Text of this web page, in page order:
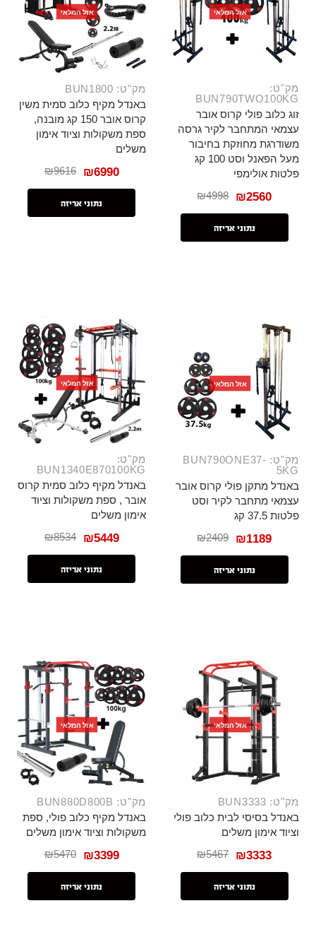
אזל המלאי
מק"ט:
BUN790TWO100KG
זוג כלוב פולי קרוס אובר
עצמאי המתחבר לקיר גרסה
משודרגת מחוזקת בחיבור
מעל הפאנל וסט 100 קג
פלטות אולימפי
₪4998 ₪2560
נתוני אריזה
אזל המלאי
מק"ט: BUN1800
באנדל מקיף כלוב סמית משין
קרוס אובר 150 קג מובנה,
ספת משקולות וציוד אימון
משלים
₪9616 ₪6990
נתוני אריזה
אזל המלאי
מק"ט: BUN790ONE37-
5KG
באנדל מתקן פולי קרוס אובר
עצמאי מתחבר לקיר וסט
פלטות 37.5 קג
₪2409 ₪1189
נתוני אריזה
אזל המלאי
מק"ט:
BUN1340E870100KG
באנדל מקיף כלוב סמית קרוס
אובר , ספת משקולות וציוד
אימון משלים
₪8534 ₪5449
נתוני אריזה
אזל המלאי
מק"ט: BUN3333
באנדל בסיסי לבית כלוב פולי
וציוד אימון משלים
₪5467 ₪3333
נתוני אריזה
אזל המלאי
מק"ט: BUN880D800B
באנדל מקיף כלוב פולי, ספת
משקולות וציוד אימון משלים
₪5470 ₪3399
נתוני אריזה